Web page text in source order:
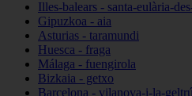
Illes-balears - santa-eulària-
Gipuzkoa - aia
Asturias - taramundi
Huesca - fraga
Málaga - fuengirola
Bizkaia - getxo
Barcelona - vilanova-i-la-geltrú